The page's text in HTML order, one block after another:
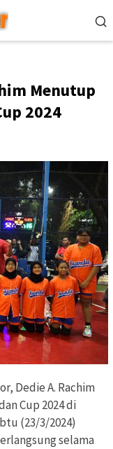
Menutup
2024
Dedie A. Rachim
Cup 2024 di
(23/3/2024)
selama